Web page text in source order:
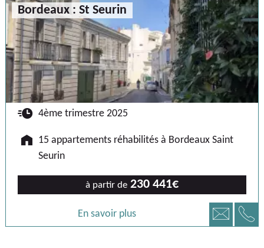
Bordeaux : St Seurin
🕐 4ème trimestre 2025
🏠
15 appartements réhabilités à Bordeaux Saint
Seurin
à partir de 230 441€
En savoir plus 📧 📞